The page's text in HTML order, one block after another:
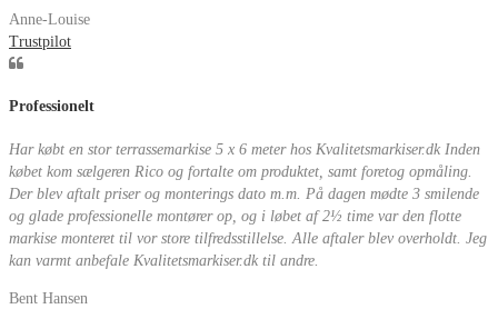
Anne-Louise
Trustpilot
Professionelt
Har købt en stor terrassemarkise 5 x 6 meter hos Kvalitetsmarkiser.dk Inden
købet kom sælgeren Rico og fortalte om produktet, samt foretog opmåling.
Der blev aftalt priser og monterings dato m.m. På dagen mødte 3 smilende
og glade professionelle montører op, og i løbet af 2½ time var den flotte
markise monteret til vor store tilfredsstillelse. Alle aftaler blev overholdt. Jeg
kan varmt anbefale Kvalitetsmarkiser.dk til andre.
Bent Hansen